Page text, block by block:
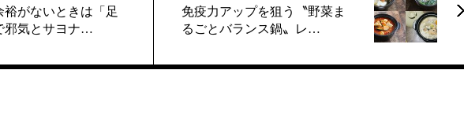
裕がないときは「足
邪気とサヨナ…
免疫力アップを狙う〝野菜ま
るごとバランス鍋〟レ…